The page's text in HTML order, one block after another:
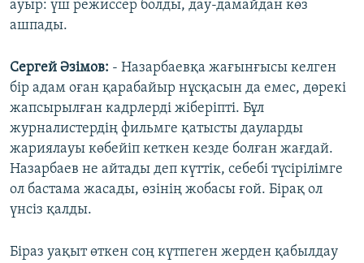
ауыр: үш режиссер болды, дау-дамайдан көз
ашпады.
Сергей Әзімов: - Назарбаевқа жағынғысы келген
бір адам оған қарабайыр нұсқасын да емес, дөрекі
жапсырылған кадрлерді жіберіпті. Бұл
журналистердің фильмге қатысты дауларды
жариялауы көбейіп кеткен кезде болған жағдай.
Назарбаев не айтады деп күттік, себебі түсірілімге
ол бастама жасады, өзінің жобасы ғой. Бірақ ол
үнсіз қалды.
Біраз уақыт өткен соң күтпеген жерден қабылдау